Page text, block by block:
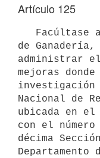
Artículo 125
de
administrar
mejoras
Nacional de
ubicada en el
con el
décima
Departamento